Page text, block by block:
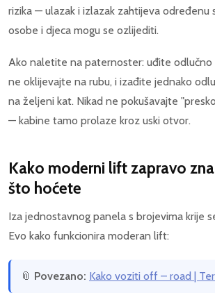
rizika — ulazak i izlazak zahtijeva određenu
osobe i djeca mogu se ozlijediti.
Ako naletite na paternoster: uđite odlučno
ne oklijevajte na rubu, i izađite jednako
na željeni kat. Nikad ne pokušavajte
— kabine tamo prolaze kroz uski otvor.
Kako moderni lift zapravo
što hoćete
Iza jednostavnog panela s brojevima krije
Evo kako funkcionira moderan lift:
📎 Povezano: Kako voziti off – road |